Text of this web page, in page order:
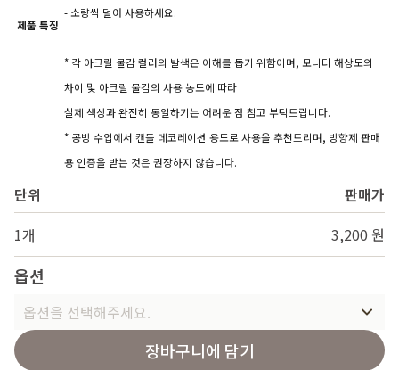
제품 특징
- 소량씩 덜어 사용하세요.
* 각 아크릴 물감 컬러의 발색은 이해를 돕기 위함이며, 모니터 해상도의
차이 및 아크릴 물감의 사용 농도에 따라
실제 색상과 완전히 동일하기는 어려운 점 참고 부탁드립니다.
* 공방 수업에서 캔들 데코레이션 용도로 사용을 추천드리며, 방향제 판매
용 인증을 받는 것은 권장하지 않습니다.
단위
판매가
1개
3,200 원
옵션
옵션을 선택해주세요.
장바구니에 담기